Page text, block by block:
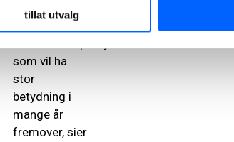
tillat utvalg
byggingen og
som vil ha
stor
betydning i
mange år
fremover, sier